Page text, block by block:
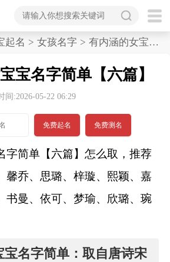
起名 > 女孩名字 > 有内涵的女宝宝名字简单,六篇
宝名字简单【六篇】
间:2026-05-22 06:29
免费起名 免费测名
字简单【六篇】怎么取，推荐
馨乔、思璐、梓璇、熙颖、嘉
书曼、依可、梦瑜、欣璐、琬
宝名字简单：取自唐诗宋